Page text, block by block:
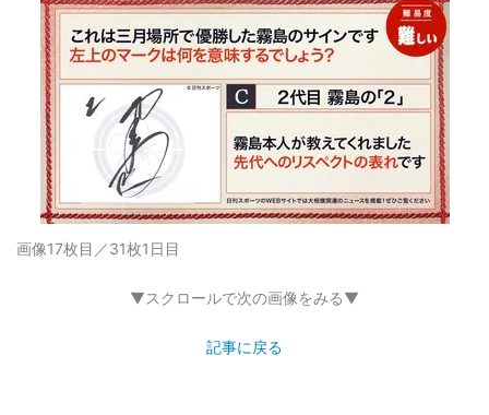
画像17枚目／31枚1日目
▼スクロールで次の画像をみる▼
記事に戻る